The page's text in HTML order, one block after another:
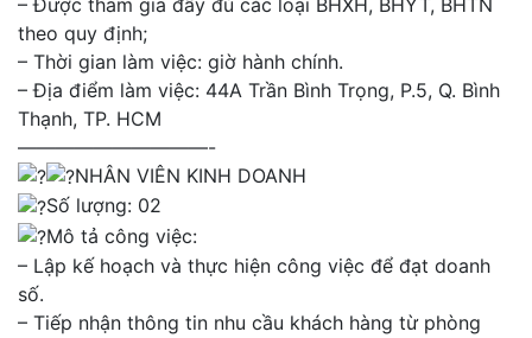
theo quy định;
– Thời gian làm việc: giờ hành chính.
– Địa điểm làm việc: 44A Trần Bình Trọng, P.5, Q. Bình
Thạnh, TP. HCM
——————————-
NHÂN VIÊN KINH DOANH
Số lượng: 02
Mô tả công việc:
– Lập kế hoạch và thực hiện công việc để đạt doanh
số.
– Tiếp nhận thông tin nhu cầu khách hàng từ phòng